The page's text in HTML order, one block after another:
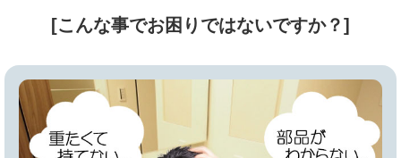
[こんな事でお困りではないですか？]